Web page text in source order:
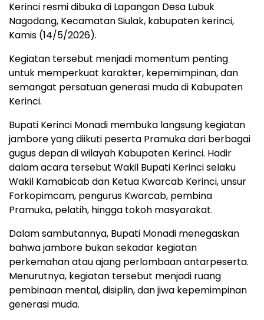
Kerinci resmi dibuka di Lapangan Desa Lubuk
Nagodang, Kecamatan Siulak, kabupaten kerinci,
Kamis (14/5/2026).
Kegiatan tersebut menjadi momentum penting
untuk memperkuat karakter, kepemimpinan, dan
semangat persatuan generasi muda di Kabupaten
Kerinci.
Bupati Kerinci Monadi membuka langsung kegiatan
jambore yang diikuti peserta Pramuka dari berbagai
gugus depan di wilayah Kabupaten Kerinci. Hadir
dalam acara tersebut Wakil Bupati Kerinci selaku
Wakil Kamabicab dan Ketua Kwarcab Kerinci, unsur
Forkopimcam, pengurus Kwarcab, pembina
Pramuka, pelatih, hingga tokoh masyarakat.
Dalam sambutannya, Bupati Monadi menegaskan
bahwa jambore bukan sekadar kegiatan
perkemahan atau ajang perlombaan antarpeserta.
Menurutnya, kegiatan tersebut menjadi ruang
pembinaan mental, disiplin, dan jiwa kepemimpinan
generasi muda.